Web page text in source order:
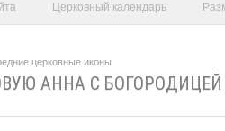
Церковный календарь
церковные иконы
АННА С БОГОРОДИЦЕЙ